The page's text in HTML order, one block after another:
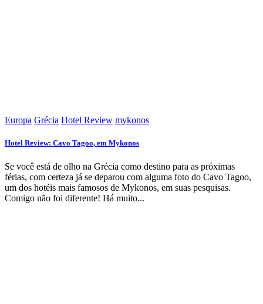
Europa Grécia Hotel Review mykonos
Hotel Review: Cavo Tagoo, em Mykonos
Se você está de olho na Grécia como destino para as próximas
férias, com certeza já se deparou com alguma foto do Cavo Tagoo,
um dos hotéis mais famosos de Mykonos, em suas pesquisas.
Comigo não foi diferente! Há muito...